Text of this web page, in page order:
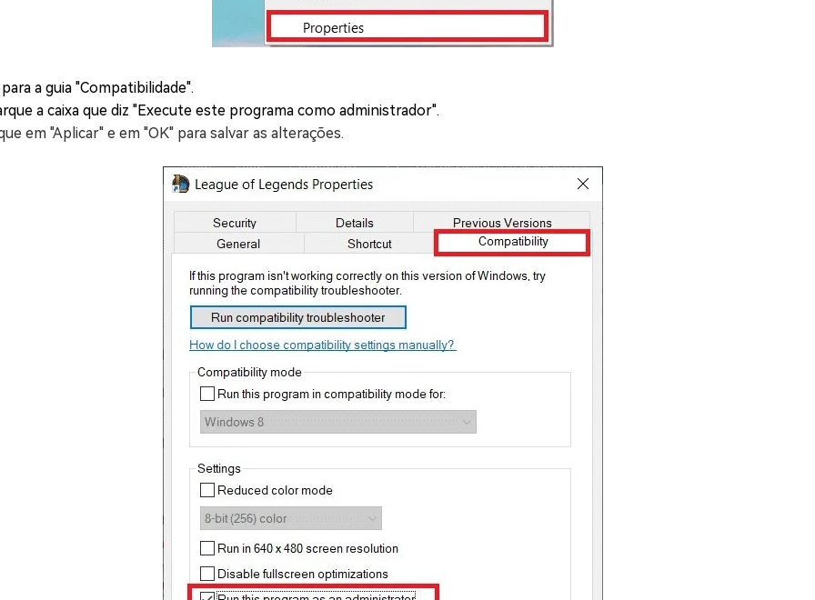
a guia "Compatibilidade".
a caixa que diz "Execute este programa como administrador".
em "Aplicar" e em "OK" para salvar as alterações.